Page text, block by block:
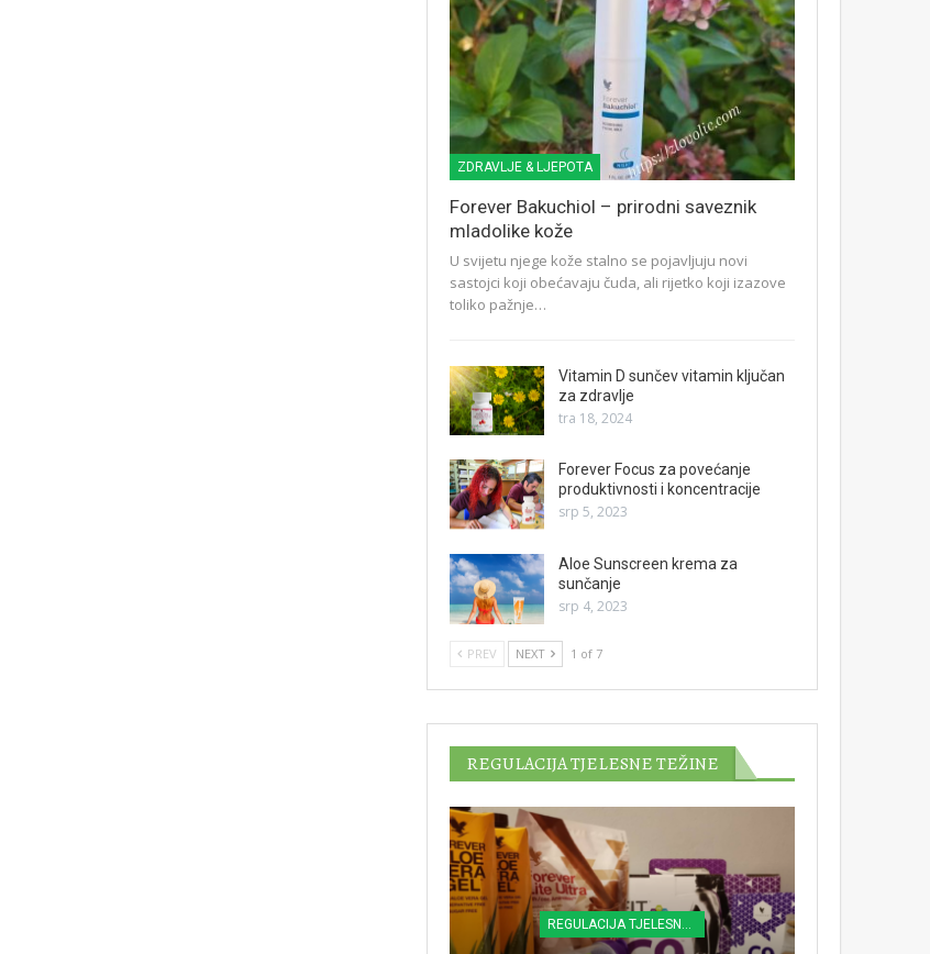
ZDRAVLJE & LJEPOTA
Forever Bakuchiol – prirodni saveznik
mladolike kože
U svijetu njege kože stalno se pojavljuju novi
sastojci koji obećavaju čuda, ali rijetko koji izazove
toliko pažnje…
Vitamin D sunčev vitamin ključan
za zdravlje
tra 18, 2024
Forever Focus za povećanje
produktivnosti i koncentracije
srp 5, 2023
Aloe Sunscreen krema za
sunčanje
srp 4, 2023
PREV NEXT 1 of 7
REGULACIJA TJELESNE TEŽINE